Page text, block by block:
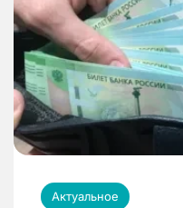
Актуальное